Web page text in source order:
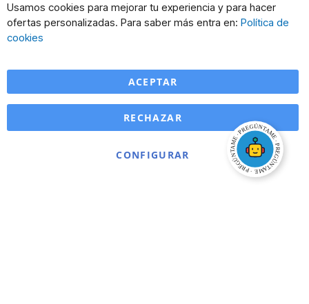
Usamos cookies para mejorar tu experiencia y para hacer
ofertas personalizadas. Para saber más entra en: Política de
cookies
ACEPTAR
CONFIGURAR
RECHAZAR